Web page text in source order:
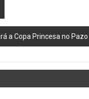
a Copa Princesa no Pazo